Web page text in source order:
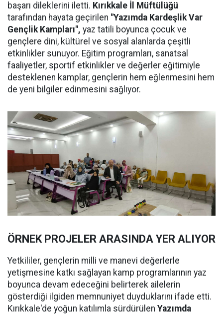
başarı dileklerini iletti. Kırıkkale İl Müftülüğü
tarafından hayata geçirilen "Yazımda Kardeşlik Var
Gençlik Kampları", yaz tatili boyunca çocuk ve
gençlere dini, kültürel ve sosyal alanlarda çeşitli
etkinlikler sunuyor. Eğitim programları, sanatsal
faaliyetler, sportif etkinlikler ve değerler eğitimiyle
desteklenen kamplar, gençlerin hem eğlenmesini hem
de yeni bilgiler edinmesini sağlıyor.
ÖRNEK PROJELER ARASINDA YER ALIYOR
Yetkililer, gençlerin milli ve manevi değerlerle
yetişmesine katkı sağlayan kamp programlarının yaz
boyunca devam edeceğini belirterek ailelerin
gösterdiği ilgiden memnuniyet duyduklarını ifade etti.
Kırıkkale'de yoğun katılımla sürdürülen Yazımda